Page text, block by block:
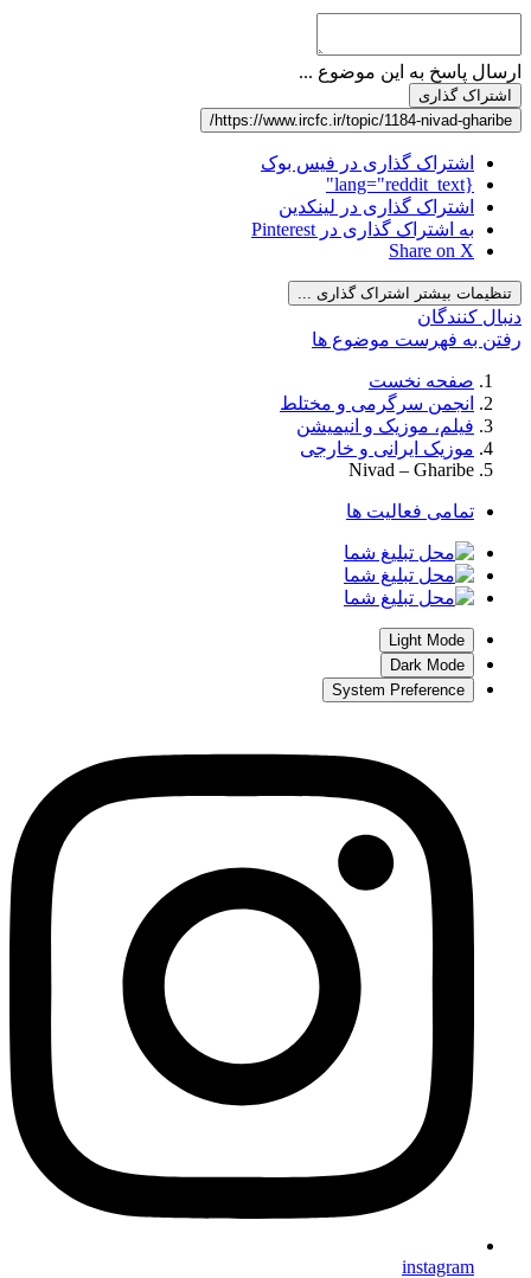
ارسال پاسخ به این موضوع ...
اشتراک گذاری
https://www.ircfc.ir/topic/1184-nivad-gharibe/
اشتراک گذاری در فیس بوک
{lang="reddit_text"
اشتراک گذاری در لینکدین
به اشتراک گذاری در Pinterest
Share on X
تنظیمات بیشتر اشتراک گذاری ...
دنبال کنندگان
رفتن به فهرست موضوع ها
صفحه نخست
انجمن سرگرمی و مختلط
فیلم، موزیک و انیمیشن
موزیک ایرانی و خارجی
Nivad – Gharibe
تمامی فعالیت ها
Light Mode
Dark Mode
System Preference
instagram